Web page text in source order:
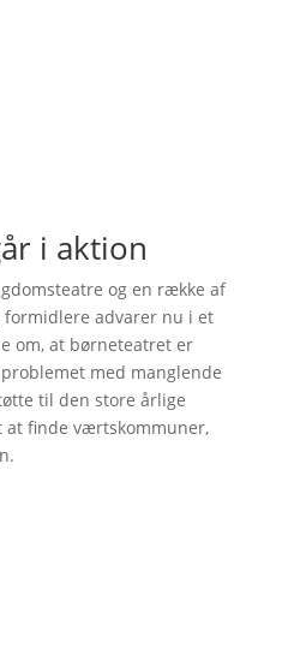
i aktion
og en række af
advarer nu i et
om, at børneteatret er
med manglende
til den store årlige
finde værtskommuner,